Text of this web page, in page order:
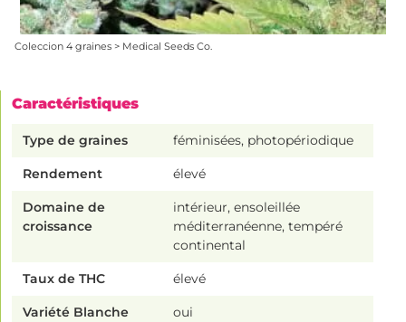
Coleccion 4 graines > Medical Seeds Co.
Caractéristiques
Type de graines féminisées, photopériodique
Rendement élevé
Domaine de
croissance
intérieur, ensoleillée
méditerranéenne, tempéré
continental
Taux de THC élevé
Variété Blanche oui